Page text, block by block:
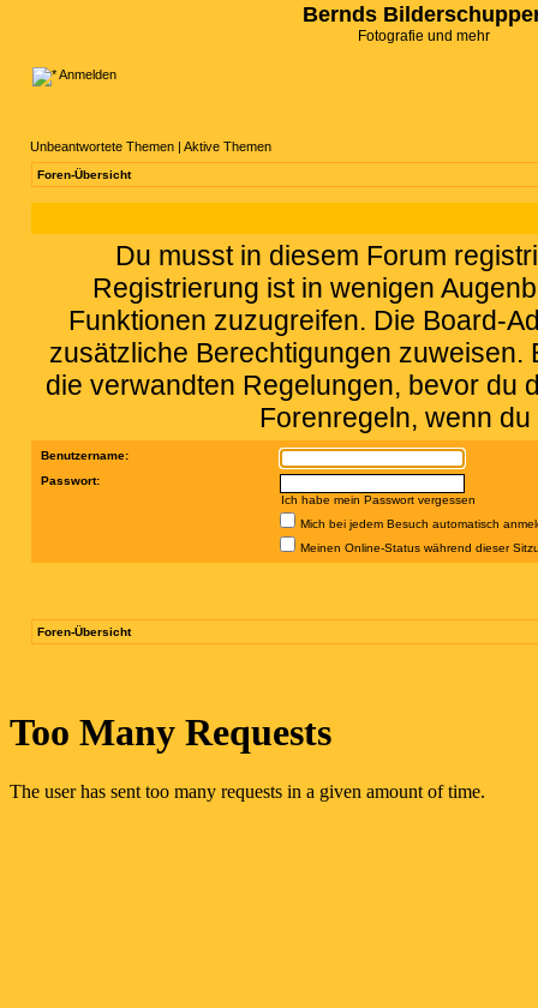
Bernds
Fotografie und mehr
Anmelden
Unbeantwortete Themen | Aktive Themen
Foren-Übersicht
Du musst in diesem Forum
Registrierung ist in wenigen
Funktionen zuzugreifen. Die Board-
zusätzliche Berechtigungen
die verwandten Regelungen, bevor du
Forenregeln, wenn
Benutzername:
Passwort:
Ich habe mein Passwort vergessen
Mich bei jedem Besuch automatisch
Meinen Online-Status während dieser
Foren-Übersicht